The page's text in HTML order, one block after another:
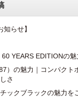
知らせ】
YEARS EDITIONの魅
）の魅力｜コンパクト
さ
ックブラックの魅力を